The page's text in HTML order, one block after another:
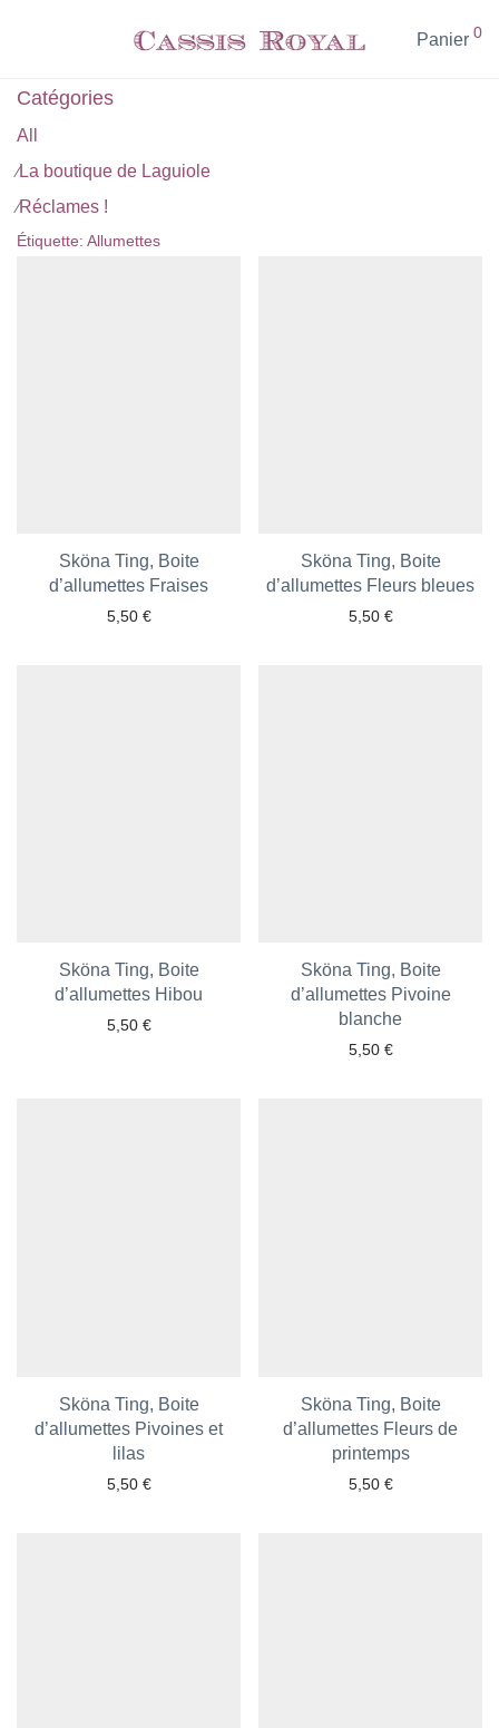
Panier 0
Catégories
All
⁄La boutique de Laguiole
⁄Réclames !
Étiquette: Allumettes
Sköna Ting, Boite
d’allumettes Fraises
5,50 €
Ajouter aux favoris
Sköna Ting, Boite
d’allumettes Fleurs bleues
5,50 €
Ajouter aux favoris
Sköna Ting, Boite
d’allumettes Hibou
5,50 €
Ajouter aux favoris
Sköna Ting, Boite
d’allumettes Pivoine
blanche
5,50 €
Ajouter aux favoris
Sköna Ting, Boite
d’allumettes Pivoines et
lilas
5,50 €
Ajouter aux favoris
Sköna Ting, Boite
d’allumettes Fleurs de
printemps
5,50 €
Ajouter aux favoris